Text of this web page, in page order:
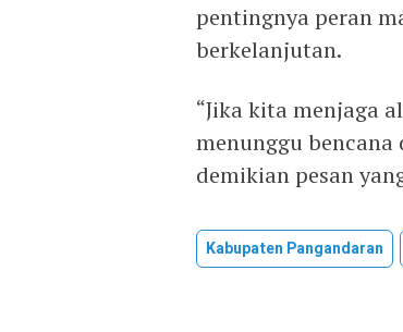
pentingnya peran
berkelanjutan.
“Jika kita menjaga
menunggu
demikian pesan
Kabupaten Pangandaran